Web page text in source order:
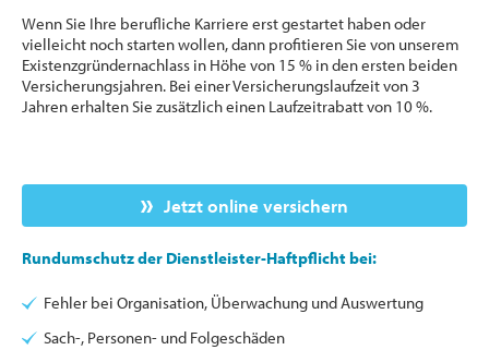
Wenn Sie Ihre berufliche Karriere erst gestartet haben oder
vielleicht noch starten wollen, dann profitieren Sie von unserem
Existenzgründernachlass in Höhe von 15 % in den ersten beiden
Versicherungsjahren. Bei einer Versicherungslaufzeit von 3
Jahren erhalten Sie zusätzlich einen Laufzeitrabatt von 10 %.
Jetzt online versichern
Rundumschutz der Dienstleister-Haftpflicht bei:
Fehler bei Organisation, Überwachung und Auswertung
Sach-, Personen- und Folgeschäden